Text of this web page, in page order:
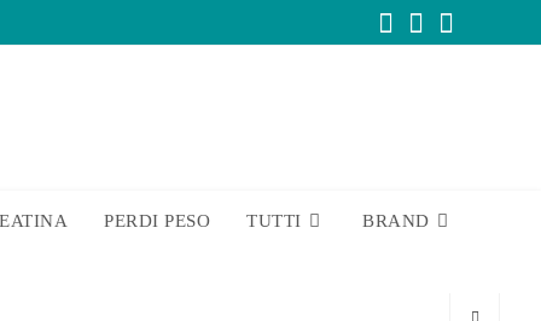
PERDI PESO TUTTI BRAND